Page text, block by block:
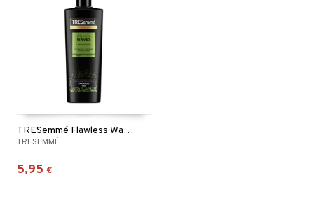
TRESemmé Flawless Waves Shampoo
TRESEMMÉ
5,95 €